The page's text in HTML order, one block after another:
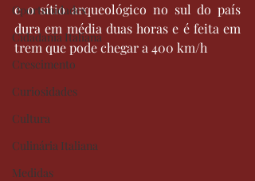
Oportunidades
Cidadania Italiana
Crescimento
Curiosidades
Cultura
Culinária Italiana
Medidas
e o sítio arqueológico no sul do país
dura em média duas horas e é feita em
trem que pode chegar a 400 km/h